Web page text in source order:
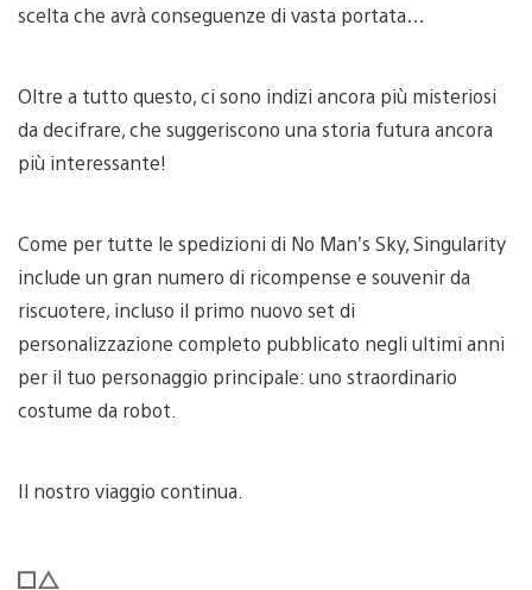
scelta che avrà conseguenze di vasta portata…
Oltre a tutto questo, ci sono indizi ancora più misteriosi
da decifrare, che suggeriscono una storia futura ancora
più interessante!
Come per tutte le spedizioni di No Man’s Sky, Singularity
include un gran numero di ricompense e souvenir da
riscuotere, incluso il primo nuovo set di
personalizzazione completo pubblicato negli ultimi anni
per il tuo personaggio principale: uno straordinario
costume da robot.
Il nostro viaggio continua.